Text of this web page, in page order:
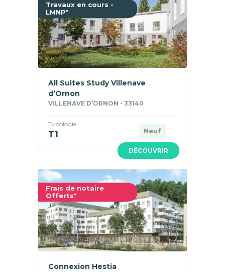
Travaux en cours -
LMNP*
DÉCOUVRIR
All Suites Study Villenave
d’Ornon
VILLENAVE D’ORNON - 33140
Neuf
Typologie
T1
Frais de notaire
Offerts*
Connexion Hestia